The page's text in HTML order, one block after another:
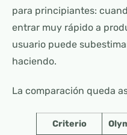
para principiantes:
entrar muy rápido a
usuario puede
haciendo.
La comparación queda
Criterio